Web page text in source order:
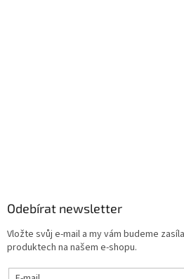
Odebírat newsletter
Vložte svůj e-mail a my vám budeme
produktech na našem e-shopu.